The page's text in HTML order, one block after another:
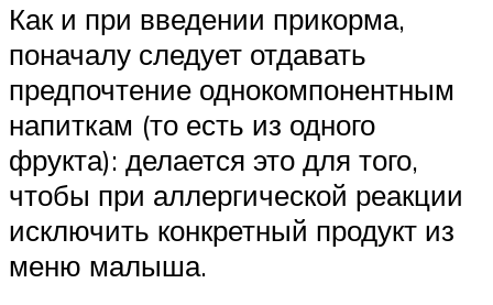
Как и при введении прикорма,
поначалу следует отдавать
предпочтение однокомпонентным
напиткам (то есть из одного
фрукта): делается это для того,
чтобы при аллергической реакции
исключить конкретный продукт из
меню малыша.